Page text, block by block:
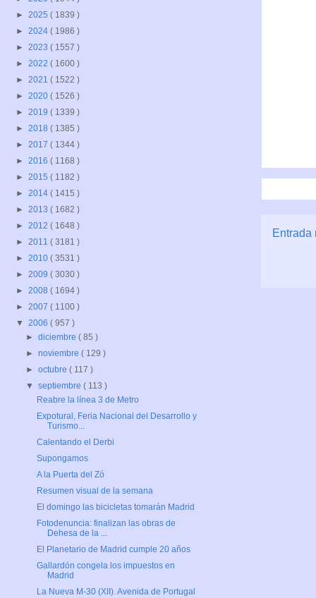
Entrada
► 2025 ( 1839 )
► 2024 ( 1986 )
► 2023 ( 1557 )
► 2022 ( 1600 )
► 2021 ( 1522 )
► 2020 ( 1526 )
► 2019 ( 1339 )
► 2018 ( 1385 )
► 2017 ( 1344 )
► 2016 ( 1168 )
► 2015 ( 1182 )
► 2014 ( 1415 )
► 2013 ( 1682 )
► 2012 ( 1648 )
► 2011 ( 3181 )
► 2010 ( 3531 )
► 2009 ( 3030 )
► 2008 ( 1694 )
► 2007 ( 1100 )
▼ 2006 ( 957 )
►diciembre( 85 )
►noviembre( 129 )
►octubre( 117 )
▼septiembre( 113 )
Reabre la línea 3 de Metro
Expotural, Feria Nacional del Desarrollo y
Turismo...
Calentando el Derbi
Supongamos
A la Puerta del Zó
Resumen visual de la semana
El domingo las bicicletas tomarán Madrid
Fotodenuncia: finalizan las obras de
Dehesa de la ...
El Planetario de Madrid cumple 20 años
Gallardón congela los impuestos en
Madrid
La Nueva M-30 (XII). Avenida de Portugal